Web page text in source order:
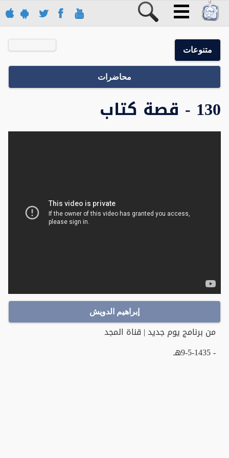
متنوعات
محاضرات
130 - قصة كتاب
إبراهيم الدويش
من برنامج يوم جديد | قناة المجد
- 9-5-1435هـ